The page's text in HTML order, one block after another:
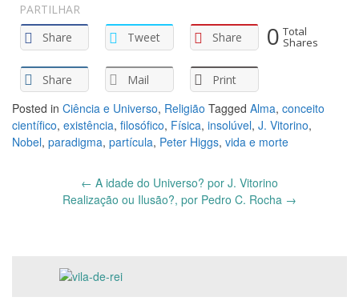
PARTILHAR
Share
Tweet Share
Share Mail Print
0 Total
Shares
Posted in Ciência e Universo, Religião Tagged Alma, conceito
científico, existência, filosófico, Física, insolúvel, J. Vitorino,
Nobel, paradigma, partícula, Peter Higgs, vida e morte
navigation
← A idade do Universo? por J. Vitorino
Realização ou Ilusão?, por Pedro C. Rocha →